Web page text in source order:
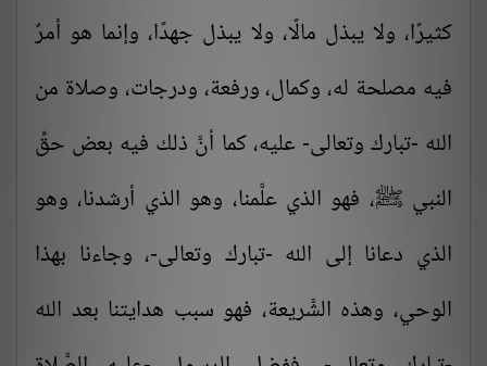
كثيرًا، ولا يبذل مالًا، ولا يبذل جهدًا، وإنما هو أمرٌ
فيه مصلحة له، وكمال، ورفعة، ودرجات، وصلاة من
الله -تبارك وتعالى- عليه، كما أنَّ ذلك فيه بعض حقِّ
النبي ﷺ، فهو الذي علَّمنا، وهو الذي أرشدنا، وهو
الذي دعانا إلى الله -تبارك وتعالى-، وجاءنا بهذا
الوحي، وهذه الشَّريعة، فهو سبب هدايتنا بعد الله